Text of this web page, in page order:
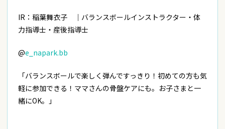
IR： 稲葉舞衣子 ｜バランスボールインストラクター・体
力指導士・産後指導士
@e_napark.bb
「バランスボールで楽しく弾んですっきり！初めての方も気
軽に参加できる！ママさんの骨盤ケアにも。お子さまと一
緒にOK。」